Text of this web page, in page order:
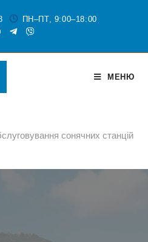
ПН–ПТ, 9:00–18:00
МЕНЮ
сонячних станцій